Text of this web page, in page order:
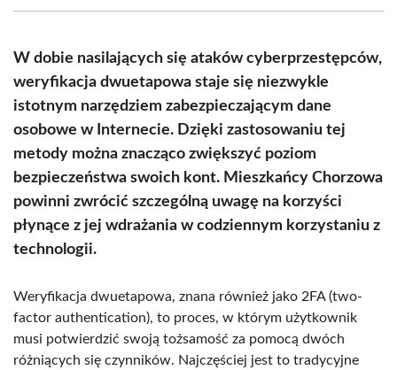
(Twitter)
W dobie nasilających się ataków cyberprzestępców,
weryfikacja dwuetapowa staje się niezwykle
istotnym narzędziem zabezpieczającym dane
osobowe w Internecie. Dzięki zastosowaniu tej
metody można znacząco zwiększyć poziom
bezpieczeństwa swoich kont. Mieszkańcy Chorzowa
powinni zwrócić szczególną uwagę na korzyści
płynące z jej wdrażania w codziennym korzystaniu z
technologii.
Weryfikacja dwuetapowa, znana również jako 2FA (two-
factor authentication), to proces, w którym użytkownik
musi potwierdzić swoją tożsamość za pomocą dwóch
różniących się czynników. Najczęściej jest to tradycyjne